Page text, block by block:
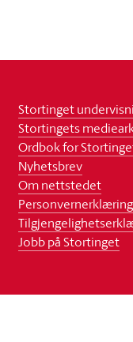
Stortinget
Stortingets
Ordbok for
Nyhetsbrev
Om nettstedet
Personvernerklæring
Jobb på Stortinget